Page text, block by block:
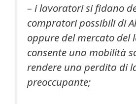
– i lavoratori si fidano
compratori possibili di
oppure del mercato del
consente una mobilità
rendere una perdita di
preoccupante;